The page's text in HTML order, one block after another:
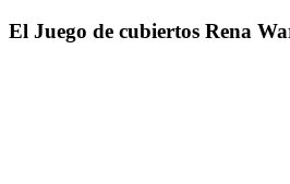
El Juego de cubiertos Rena